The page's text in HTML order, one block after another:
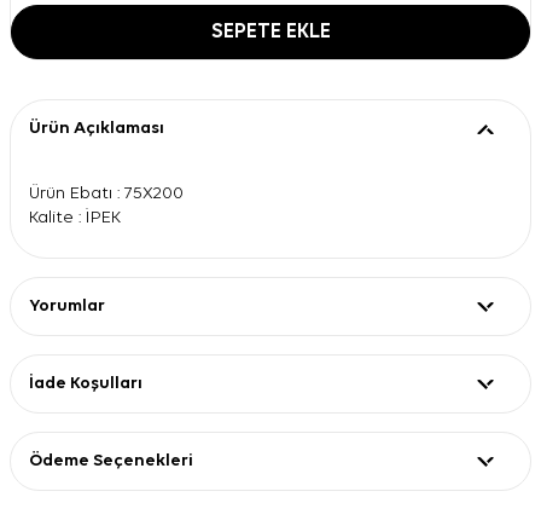
SEPETE EKLE
Ürün Açıklaması
Ürün Ebatı : 75X200
Kalite : İPEK
Yorumlar
İade Koşulları
Ödeme Seçenekleri